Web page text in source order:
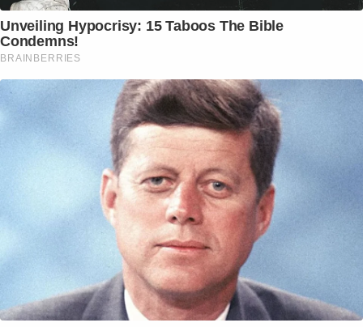
Unveiling Hypocrisy: 15 Taboos The Bible
Condemns!
BRAINBERRIES